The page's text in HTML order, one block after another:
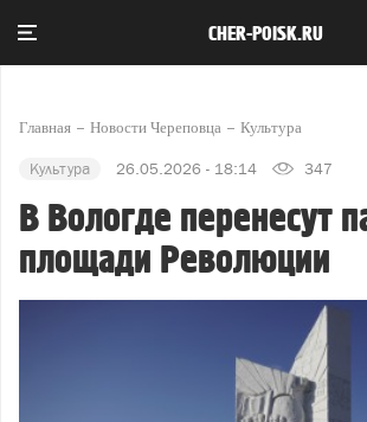
CHER-POISK.RU
Главная Новости Череповца Культура
Культура 26.05.2026 - 18:14 347
В Вологде перенесут
площади Революции